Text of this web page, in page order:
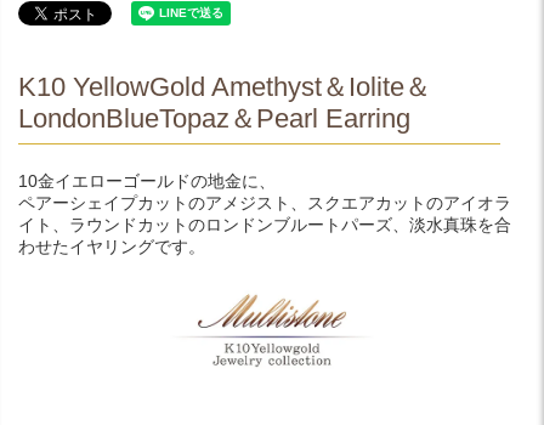
K10 YellowGold Amethyst＆Iolite＆
LondonBlueTopaz＆Pearl Earring
10金イエローゴールドの地金に、
ペアーシェイプカットのアメジスト、スクエアカットのアイオラ
イト、ラウンドカットのロンドンブルートパーズ、淡水真珠を合
わせたイヤリングです。